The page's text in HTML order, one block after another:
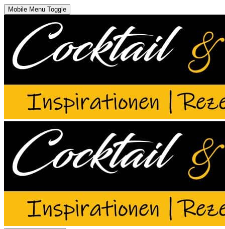
Mobile Menu Toggle